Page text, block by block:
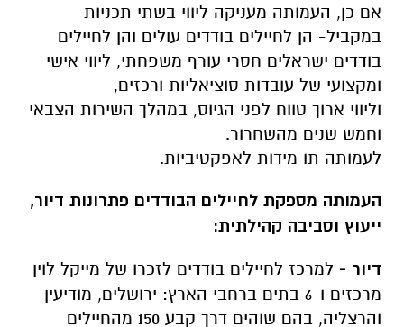
אם כן, העמותה מעניקה ליווי בשתי תכניות
במקביל- הן לחיילים בודדים עולים והן לחיילים
בודדים ישראלים חסרי עורף משפחתי, ליווי אישי
ומקצועי של עובדות סוציאליות ורכזים,
וליווי ארוך טווח לפני הגיוס, במהלך השירות הצבאי
וחמש שנים מהשחרור.
לעמותה תו מידות לאפקטיביות.
העמותה מספקת לחיילים הבודדים פתרונות דיור,
ייעוץ וסביבה קהילתית:
דיור - למרכז לחיילים בודדים לזכרו של מייקל לוין
מרכזים ו-6 בתים ברחבי הארץ: ירושלים, מודיעין
והרצליה, בהם שוהים דרך קבע 150 מהחיילים